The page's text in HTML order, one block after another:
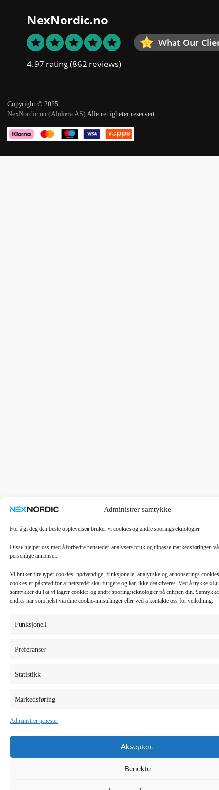
Administrer samtykke
For å gi deg den beste opplevelsen bruker vi cookies og andre sporingsteknologier.
Disse hjelper oss med å forbedre nettstedet, analysere bruk og tilpasse markedsføringen
personlige annonser.
Vi bruker fire typer cookies: nødvendige, funksjonelle, analytiske og annonserings
cookies er påkrevd for at nettstedet skal fungere og kan ikke deaktiveres. Ved å trykke
samtykker du i at vi lagrer cookies og andre sporingsteknologier på enheten din.
endres når som helst via dine cookie-innstillinger eller ved å kontakte oss for veiledning.
Funksjonell
Preferanser
Statistikk
Markedsføring
Administrer tjenester
Akseptere
Benekte
NexNordic.no
What Our
4.97 rating(862 reviews)
Copyright © 2025
NexNordic.no (Alokera AS) Alle rettigheter reservert.